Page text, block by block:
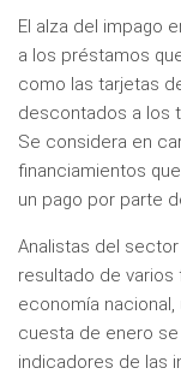
El alza del impago
a los préstamos
como las tarjetas
descontados a los
Se considera en
financiamientos
un pago por parte
Analistas del
resultado de
economía
cuesta de enero
indicadores de las